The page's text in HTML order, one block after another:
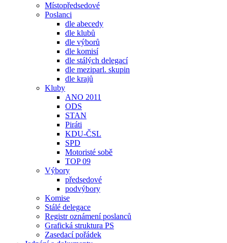
Místopředsedové
Poslanci
dle abecedy
dle klubů
dle výborů
dle komisí
dle stálých delegací
dle meziparl. skupin
dle krajů
Kluby
ANO 2011
ODS
STAN
Piráti
KDU-ČSL
SPD
Motoristé sobě
TOP 09
Výbory
předsedové
podvýbory
Komise
Stálé delegace
Registr oznámení poslanců
Grafická struktura PS
Zasedací pořádek